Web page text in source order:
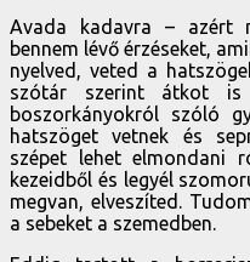
Avada kadavra – azért
bennem lévő érzéseket,
nyelved, veted a
szótár szerint átkot
boszorkányokról szóló
hatszöget vetnek és
szépet lehet elmondani
kezeidből és legyél
megvan, elveszíted.
a sebeket a szemedben.